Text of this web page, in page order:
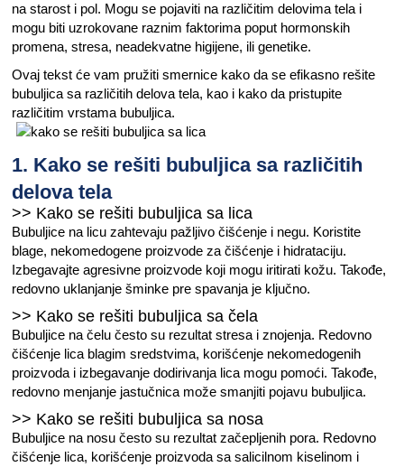
na starost i pol. Mogu se pojaviti na različitim delovima tela i
mogu biti uzrokovane raznim faktorima poput hormonskih
promena, stresa, neadekvatne higijene, ili genetike.
Ovaj tekst će vam pružiti smernice kako da se efikasno rešite
bubuljica sa različitih delova tela, kao i kako da pristupite
različitim vrstama bubuljica.
1. Kako se rešiti bubuljica sa različitih
delova tela
>> Kako se rešiti bubuljica sa lica
Bubuljice na licu zahtevaju pažljivo čišćenje i negu. Koristite
blage, nekomedogene proizvode za čišćenje i hidrataciju.
Izbegavajte agresivne proizvode koji mogu iritirati kožu. Takođe,
redovno uklanjanje šminke pre spavanja je ključno.
>> Kako se rešiti bubuljica sa čela
Bubuljice na čelu često su rezultat stresa i znojenja. Redovno
čišćenje lica blagim sredstvima, korišćenje nekomedogenih
proizvoda i izbegavanje dodirivanja lica mogu pomoći. Takođe,
redovno menjanje jastučnica može smanjiti pojavu bubuljica.
>> Kako se rešiti bubuljica sa nosa
Bubuljice na nosu često su rezultat začepljenih pora. Redovno
čišćenje lica, korišćenje proizvoda sa salicilnom kiselinom i